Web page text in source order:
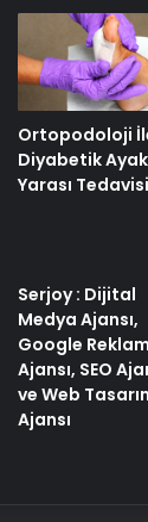
Ortopodoloji
Diyabetik Ayak
Yarası Tedavisi
Serjoy : Dijital
Medya Ajansı,
Google Reklam
Ajansı, SEO
ve Web
Ajansı